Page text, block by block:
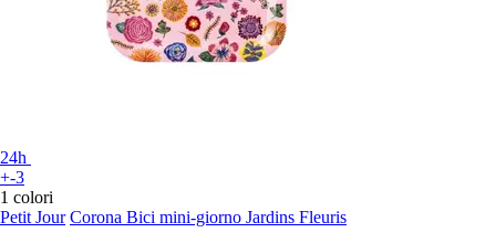
24h
+-3
1 colori
Petit Jour Corona Bici mini-giorno Jardins Fleuris